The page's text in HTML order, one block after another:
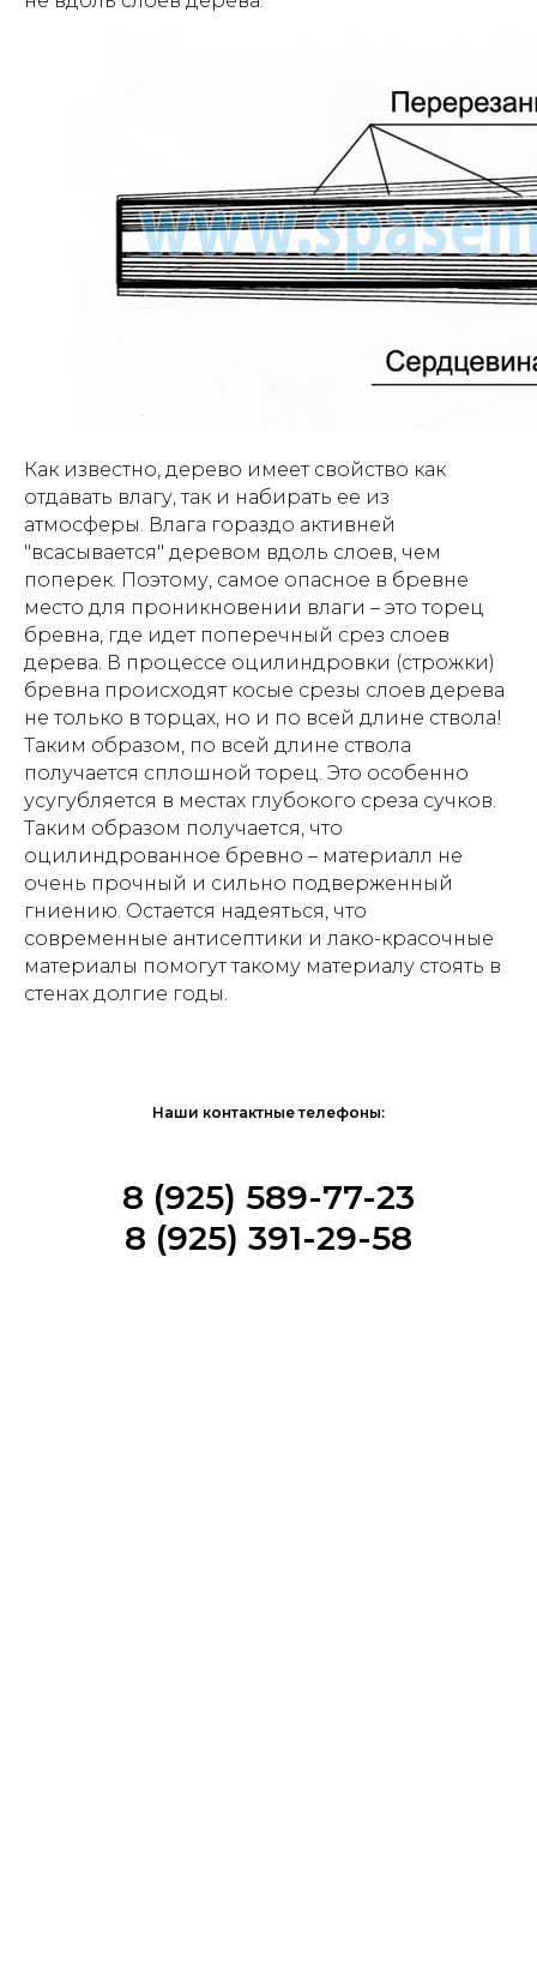
Как известно, дерево имеет свойство как
отдавать влагу, так и набирать ее из
атмосферы. Влага гораздо активней
"всасывается" деревом вдоль слоев, чем
поперек. Поэтому, самое опасное в бревне
место для проникновении влаги – это торец
бревна, где идет поперечный срез слоев
дерева. В процессе оцилиндровки (строжки)
бревна происходят косые срезы слоев дерева
не только в торцах, но и по всей длине ствола!
Таким образом, по всей длине ствола
получается сплошной торец. Это особенно
усугубляется в местах глубокого среза сучков.
Таким образом получается, что
оцилиндрованное бревно – материалл не
очень прочный и сильно подверженный
гниению. Остается надеяться, что
современные антисептики и лако-красочные
материалы помогут такому материалу стоять в
стенах долгие годы.
Наши контактные телефоны:
8 (925) 589-77-23
8 (925) 391-29-58